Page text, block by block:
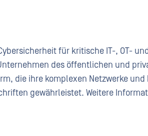
für kritische IT-, OT-
des öffentlichen und
die ihre komplexen Netzwerke und
gewährleistet. Weitere